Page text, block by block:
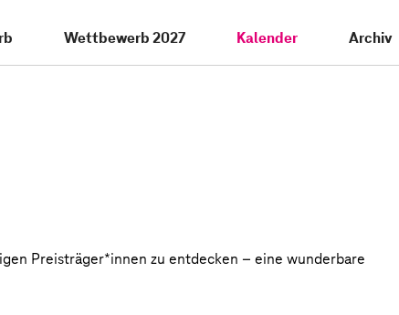
Wettbewerb 2027 Kalender Archiv
Preisträger*innen zu entdecken – eine wunderbare